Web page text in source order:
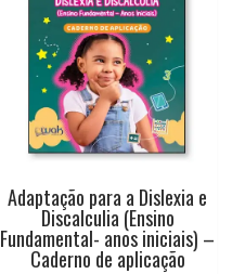
Adaptação para a Dislexia e
Discalculia (Ensino
Fundamental- anos iniciais) –
Caderno de aplicação